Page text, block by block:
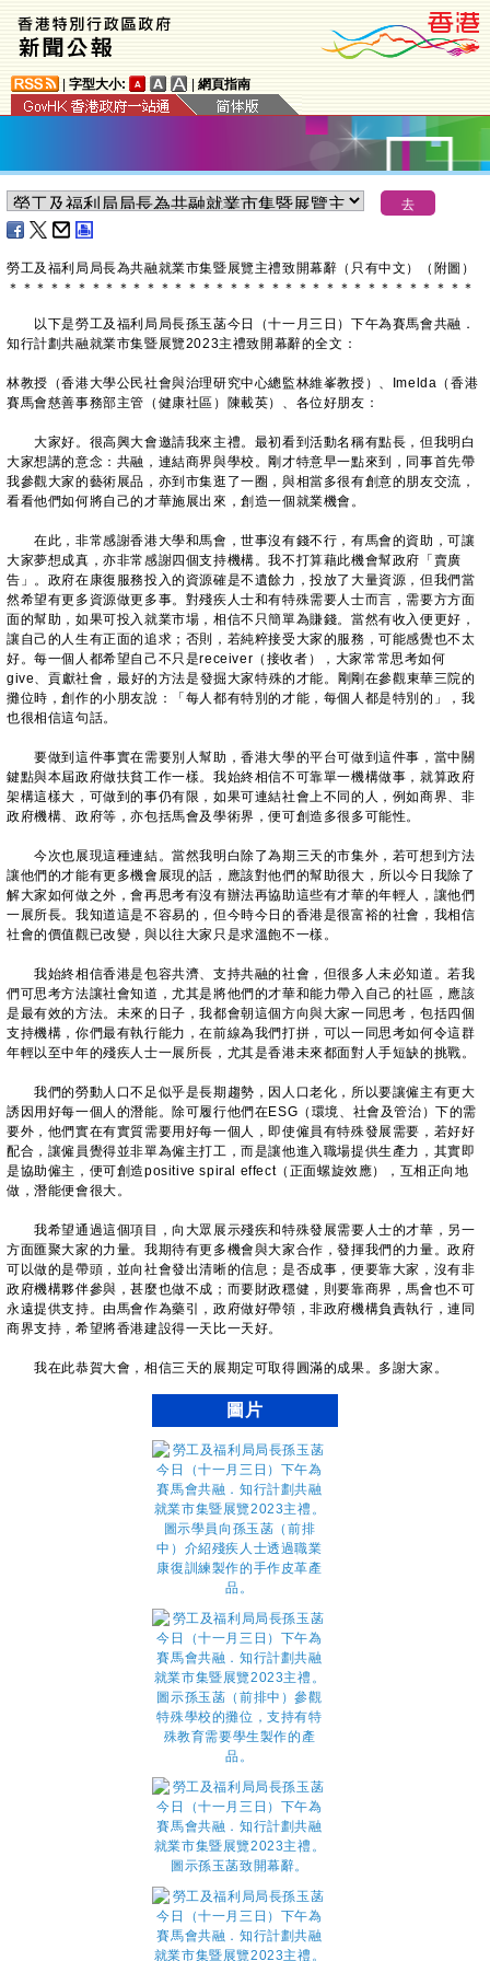
字型大小: 網頁指南
勞工及福利局局長為共融就業市集暨展覽主禮致開幕辭（只有中文）（附圖）
＊ ＊ ＊ ＊ ＊ ＊ ＊ ＊ ＊ ＊ ＊ ＊ ＊ ＊ ＊ ＊ ＊ ＊ ＊ ＊ ＊ ＊ ＊ ＊ ＊ ＊ ＊ ＊ ＊ ＊ ＊ ＊ ＊ ＊
以下是勞工及福利局局長孫玉菡今日（十一月三日）下午為賽馬會共融．
知行計劃共融就業市集暨展覽2023主禮致開幕辭的全文：
林教授（香港大學公民社會與治理研究中心總監林維峯教授）、Imelda（香港
賽馬會慈善事務部主管（健康社區）陳載英）、各位好朋友：
大家好。很高興大會邀請我來主禮。最初看到活動名稱有點長，但我明白
大家想講的意念：共融，連結商界與學校。剛才特意早一點來到，同事首先帶
我參觀大家的藝術展品，亦到市集逛了一圈，與相當多很有創意的朋友交流，
看看他們如何將自己的才華施展出來，創造一個就業機會。
在此，非常感謝香港大學和馬會，世事沒有錢不行，有馬會的資助，可讓
大家夢想成真，亦非常感謝四個支持機構。我不打算藉此機會幫政府「賣廣
告」。政府在康復服務投入的資源確是不遺餘力，投放了大量資源，但我們當
然希望有更多資源做更多事。對殘疾人士和有特殊需要人士而言，需要方方面
面的幫助，如果可投入就業市場，相信不只簡單為賺錢。當然有收入便更好，
讓自己的人生有正面的追求；否則，若純粹接受大家的服務，可能感覺也不太
好。每一個人都希望自己不只是receiver（接收者），大家常常思考如何
give、貢獻社會，最好的方法是發掘大家特殊的才能。剛剛在參觀東華三院的
攤位時，創作的小朋友說：「每人都有特別的才能，每個人都是特別的」，我
也很相信這句話。
要做到這件事實在需要別人幫助，香港大學的平台可做到這件事，當中關
鍵點與本屆政府做扶貧工作一樣。我始終相信不可靠單一機構做事，就算政府
架構這樣大，可做到的事仍有限，如果可連結社會上不同的人，例如商界、非
政府機構、政府等，亦包括馬會及學術界，便可創造多很多可能性。
今次也展現這種連結。當然我明白除了為期三天的市集外，若可想到方法
讓他們的才能有更多機會展現的話，應該對他們的幫助很大，所以今日我除了
解大家如何做之外，會再思考有沒有辦法再協助這些有才華的年輕人，讓他們
一展所長。我知道這是不容易的，但今時今日的香港是很富裕的社會，我相信
社會的價值觀已改變，與以往大家只是求溫飽不一樣。
我始終相信香港是包容共濟、支持共融的社會，但很多人未必知道。若我
們可思考方法讓社會知道，尤其是將他們的才華和能力帶入自己的社區，應該
是最有效的方法。未來的日子，我都會朝這個方向與大家一同思考，包括四個
支持機構，你們最有執行能力，在前線為我們打拼，可以一同思考如何令這群
年輕以至中年的殘疾人士一展所長，尤其是香港未來都面對人手短缺的挑戰。
我們的勞動人口不足似乎是長期趨勢，因人口老化，所以要讓僱主有更大
誘因用好每一個人的潛能。除可履行他們在ESG（環境、社會及管治）下的需
要外，他們實在有實質需要用好每一個人，即使僱員有特殊發展需要，若好好
配合，讓僱員覺得並非單為僱主打工，而是讓他進入職場提供生產力，其實即
是協助僱主，便可創造positive spiral effect（正面螺旋效應），互相正向地
做，潛能便會很大。
我希望通過這個項目，向大眾展示殘疾和特殊發展需要人士的才華，另一
方面匯聚大家的力量。我期待有更多機會與大家合作，發揮我們的力量。政府
可以做的是帶頭，並向社會發出清晰的信息；是否成事，便要靠大家，沒有非
政府機構夥伴參與，甚麼也做不成；而要財政穩健，則要靠商界，馬會也不可
永遠提供支持。由馬會作為藥引，政府做好帶領，非政府機構負責執行，連同
商界支持，希望將香港建設得一天比一天好。
我在此恭賀大會，相信三天的展期定可取得圓滿的成果。多謝大家。
圖片